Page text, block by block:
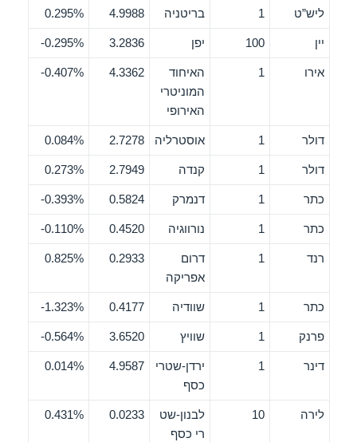
ליש”ט 1 בריטניה 4.9988
0.295%
יין 100 יפן 3.2836
0.295%-
אירו 1
האיחוד
המוניטרי
האירופי
4.3362
0.407%-
דולר 1 אוסטרליה 2.7278
0.084%
דולר 1 קנדה 2.7949
0.273%
כתר 1 דנמרק 0.5824
0.393%-
כתר 1 נורווגיה 0.4520
0.110%-
רנד 1
דרום
אפריקה
0.2933
0.825%
כתר 1 שוודיה 0.4177
1.323%-
פרנק 1 שוויץ 3.6520
0.564%-
דינר 1
ירדן-שטרי
כסף
4.9587
0.014%
לירה 10
לבנון-שט
רי כסף
0.0233
0.431%